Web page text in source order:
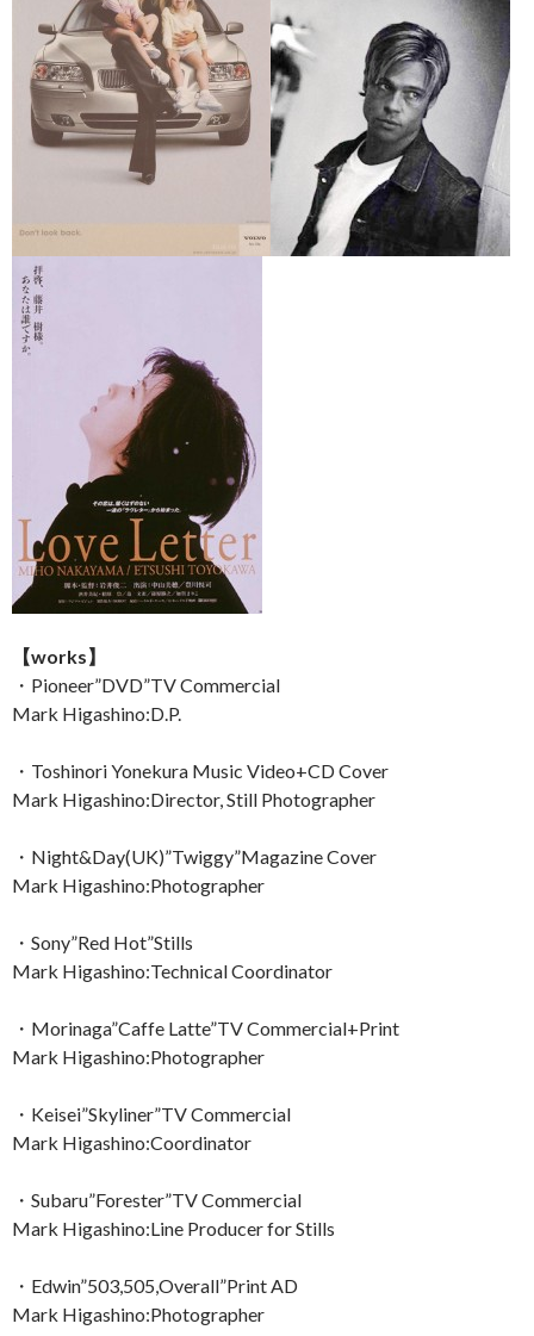
【works】
・Pioneer”DVD”TV Commercial
Mark Higashino:D.P.
・Toshinori Yonekura Music Video+CD Cover
Mark Higashino:Director, Still Photographer
・Night&Day(UK)”Twiggy”Magazine Cover
Mark Higashino:Photographer
・Sony”Red Hot”Stills
Mark Higashino:Technical Coordinator
・Morinaga”Caffe Latte”TV Commercial+Print
Mark Higashino:Photographer
・Keisei”Skyliner”TV Commercial
Mark Higashino:Coordinator
・Subaru”Forester”TV Commercial
Mark Higashino:Line Producer for Stills
・Edwin”503,505,Overall”Print AD
Mark Higashino:Photographer